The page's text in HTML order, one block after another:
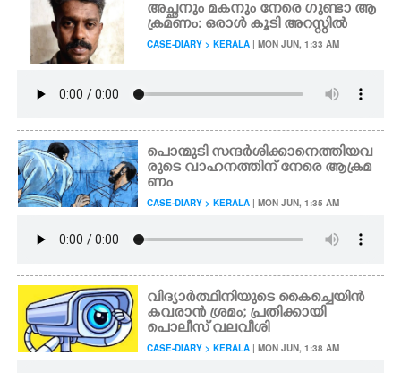
അച്ഛനും മകനും നേരെ ഗുണ്ടാ ആ
ക്രമണം: ഒരാൾ കൂടി അറസ്റ്റിൽ
CASE-DIARY > KERALA | MON JUN, 1:33 AM
പൊന്മുടി സന്ദർശിക്കാനെത്തിയവ
രുടെ വാഹനത്തിന് നേരെ ആക്രമ
ണം
CASE-DIARY > KERALA | MON JUN, 1:35 AM
വിദ്യാർത്ഥിനിയുടെ കൈച്ചെയിൻ
കവരാൻ ശ്രമം; പ്രതിക്കായി
പൊലീസ് വലവീശി
CASE-DIARY > KERALA | MON JUN, 1:38 AM